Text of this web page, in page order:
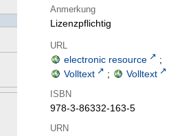
Anmerkung
Lizenzpflichtig
URL
electronic resource
;
Volltext
; Volltext
ISBN
978-3-86332-163-5
URN